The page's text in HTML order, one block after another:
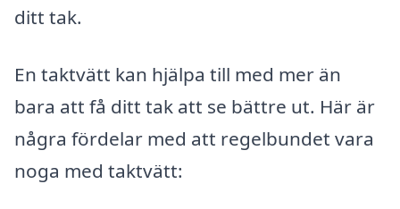
ditt tak.
En taktvätt kan hjälpa till med mer än
bara att få ditt tak att se bättre ut. Här är
några fördelar med att regelbundet vara
noga med taktvätt: